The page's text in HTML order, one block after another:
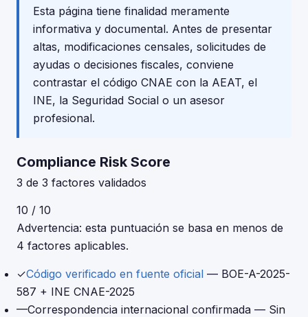
Esta página tiene finalidad meramente
informativa y documental. Antes de presentar
altas, modificaciones censales, solicitudes de
ayudas o decisiones fiscales, conviene
contrastar el código CNAE con la AEAT, el
INE, la Seguridad Social o un asesor
profesional.
Compliance Risk Score
3 de 3 factores validados
10 / 10
Advertencia: esta puntuación se basa en menos de
4 factores aplicables.
✓Código verificado en fuente oficial — BOE-A-2025-
587 + INE CNAE-2025
—Correspondencia internacional confirmada — Sin